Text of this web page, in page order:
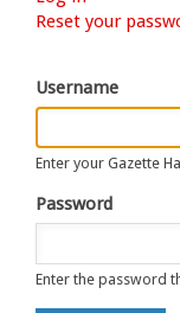
Primary
tab)
Reset your
Username
Enter your Gazette
Password
Enter the password